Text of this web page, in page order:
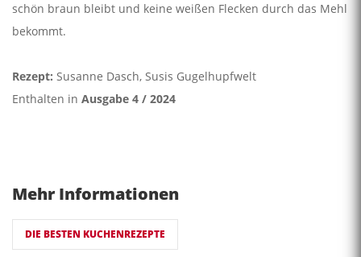
schön braun bleibt und keine weißen Flecken durch das Mehl
bekommt.
Rezept: Susanne Dasch, Susis Gugelhupfwelt
Enthalten in Ausgabe 4 / 2024
Mehr Informationen
DIE BESTEN KUCHENREZEPTE